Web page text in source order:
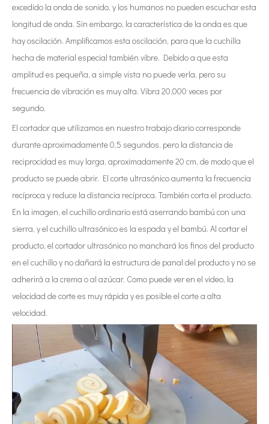
excedido la onda de sonido, y los humanos no pueden escuchar esta
longitud de onda. Sin embargo, la característica de la onda es que
hay oscilación. Amplificamos esta oscilación, para que la cuchilla
hecha de material especial también vibre. Debido a que esta
amplitud es pequeña, a simple vista no puede verla, pero su
frecuencia de vibración es muy alta. Vibra 20,000 veces por
segundo.
El cortador que utilizamos en nuestro trabajo diario corresponde
durante aproximadamente 0,5 segundos, pero la distancia de
reciprocidad es muy larga, aproximadamente 20 cm, de modo que el
producto se puede abrir. El corte ultrasónico aumenta la frecuencia
recíproca y reduce la distancia recíproca. También corta el producto.
En la imagen, el cuchillo ordinario está aserrando bambú con una
sierra, y el cuchillo ultrasónico es la espada y el bambú. Al cortar el
producto, el cortador ultrasónico no manchará los finos del producto
en el cuchillo y no dañará la estructura de panal del producto y no se
adherirá a la crema o al azúcar. Como puede ver en el video, la
velocidad de corte es muy rápida y es posible el corte a alta
velocidad.